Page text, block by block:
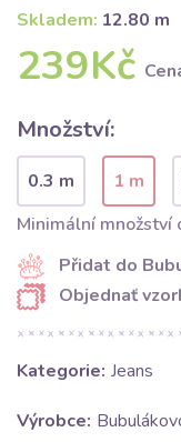
Skladem: 12.80 m
239Kč
Množství:
0.3 m 1 m
Minimální množství
Přidat do
Objednať
Kategorie: Jeans
Výrobce: